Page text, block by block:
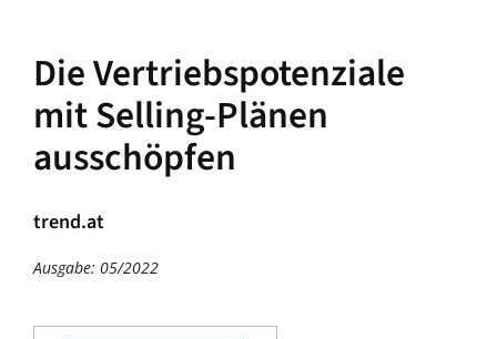
Die Vertriebspotenziale
mit Selling-Plänen
ausschöpfen
trend.at
Ausgabe: 05/2022